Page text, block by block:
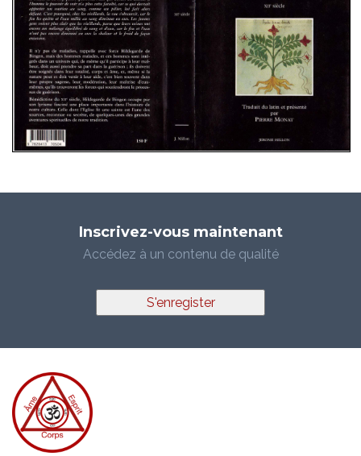
Inscrivez-vous maintenant
Accédez à un contenu de qualité
S'enregister